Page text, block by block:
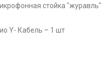
стойка "журавль"
Y- Кабель – 1 шт